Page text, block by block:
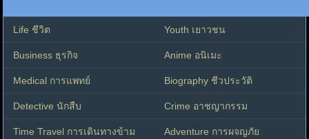
Life ชีวิต Youth เยาวชน
Business ธุรกิจ Anime อนิเมะ
Medical การแพทย์ Biography ชีวประวัติ
Detective นักสืบ Crime อาชญากรรม
Time Travel การเดินทางข้าม
Adventure การผจญภัย